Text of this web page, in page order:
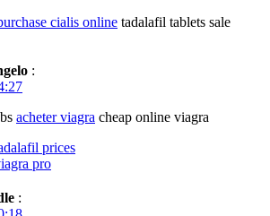
cialis online tadalafil tablets sale
:
acheter viagra cheap online viagra
prices
pro
: